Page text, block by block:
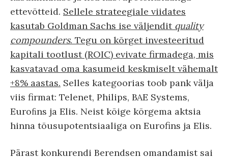
ettevõtteid. Sellele strateegiale viidates
kasutab Goldman Sachs ise väljendit quality
compounders. Tegu on kõrget investeeritud
kapitali tootlust (ROIC) evivate firmadega, mis
kasvatavad oma kasumeid keskmiselt vähemalt
+8% aastas. Selles kategoorias toob pank välja
viis firmat: Telenet, Philips, BAE Systems,
Euroﬁns ja Elis. Neist kõige kõrgema aktsia
hinna tõusupotentsiaaliga on Eurofins ja Elis.
Pärast konkurendi Berendsen omandamist sai